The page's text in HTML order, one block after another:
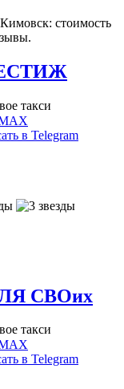
стоимость
такси
СВОих
такси